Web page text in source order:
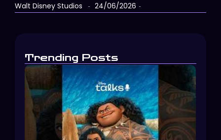
Walt Disney Studios - 24/06/2026 -
Trending Posts